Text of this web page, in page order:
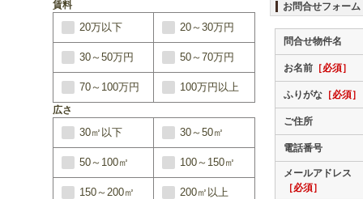
お問合せフォー
問合せ物件名
お名前［必須］
ふりがな［必須］
ご住所
電話番号
メールアドレス
［必須］
賃料
20万以下 20～30万円
30～50万円 50～70万円
70～100万円 100万円以上
広さ
30㎡以下 30～50㎡
50～100㎡ 100～150㎡
150～200㎡ 200㎡以上